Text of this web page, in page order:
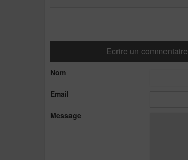
Ecrire un commentaire
Nom
Email
Message